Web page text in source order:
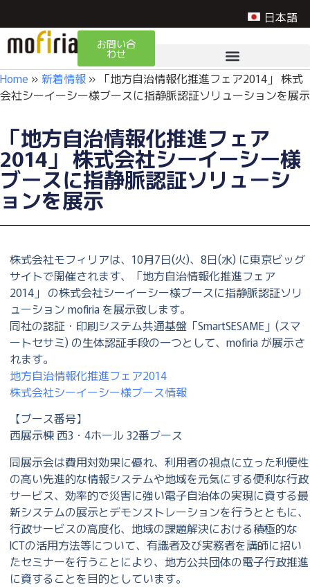
日本語
お問い合
わせ
Home » 新着情報 » 「地方自治情報化推進フェア2014」 株式
会社シーイーシー様ブースに指静脈認証ソリューションを展示
「地方自治情報化推進フェア
2014」 株式会社シーイーシー様
ブースに指静脈認証ソリューシ
ョンを展示
株式会社モフィリアは、10月7日(火)、8日(水) に東京ビッグ
サイトで開催されます、「地方自治情報化推進フェア
2014」 の株式会社シーイーシー様ブースに指静脈認証ソリ
ューション mofiria を展示致します。
同社の認証・印刷システム共通基盤「SmartSESAME」(スマ
ートセサミ) の生体認証手段の一つとして、mofiria が展示さ
れます。
地方自治情報化推進フェア2014
株式会社シーイーシー様ブース情報
【ブース番号】
西展示棟 西3・4ホール 32番ブース
同展示会は費用対効果に優れ、利用者の視点に立った利便性
の高い先進的な情報システムや地域を元気にする便利な行政
サービス、効率的で災害に強い電子自治体の実現に資する最
新システムの展示とデモンストレーションを行うとともに、
行政サービスの高度化、地域の課題解決における積極的な
ICTの活用方法等について、有識者及び実務者を講師に招い
たセミナーを行うことにより、地方公共団体の電子行政推進
に資することを目的としています。